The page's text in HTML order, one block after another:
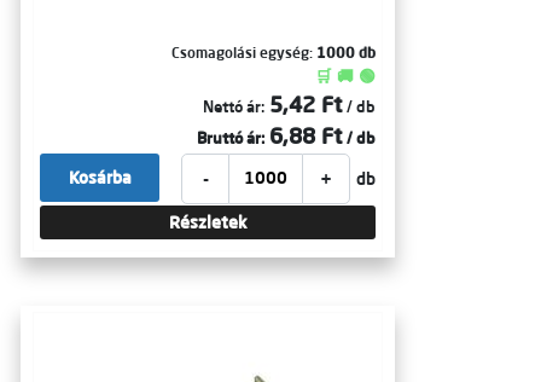
Csomagolási egység: 1000 db
🛒 🚚 🟢
Nettó ár: 5,42 Ft / db
Bruttó ár: 6,88 Ft / db
- + db
Kosárba
Részletek